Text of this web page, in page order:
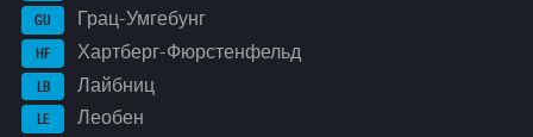
GU Грац-Умгебунг
HF Хартберг-Фюрстенфельд
LB Лайбниц
LE Леобен